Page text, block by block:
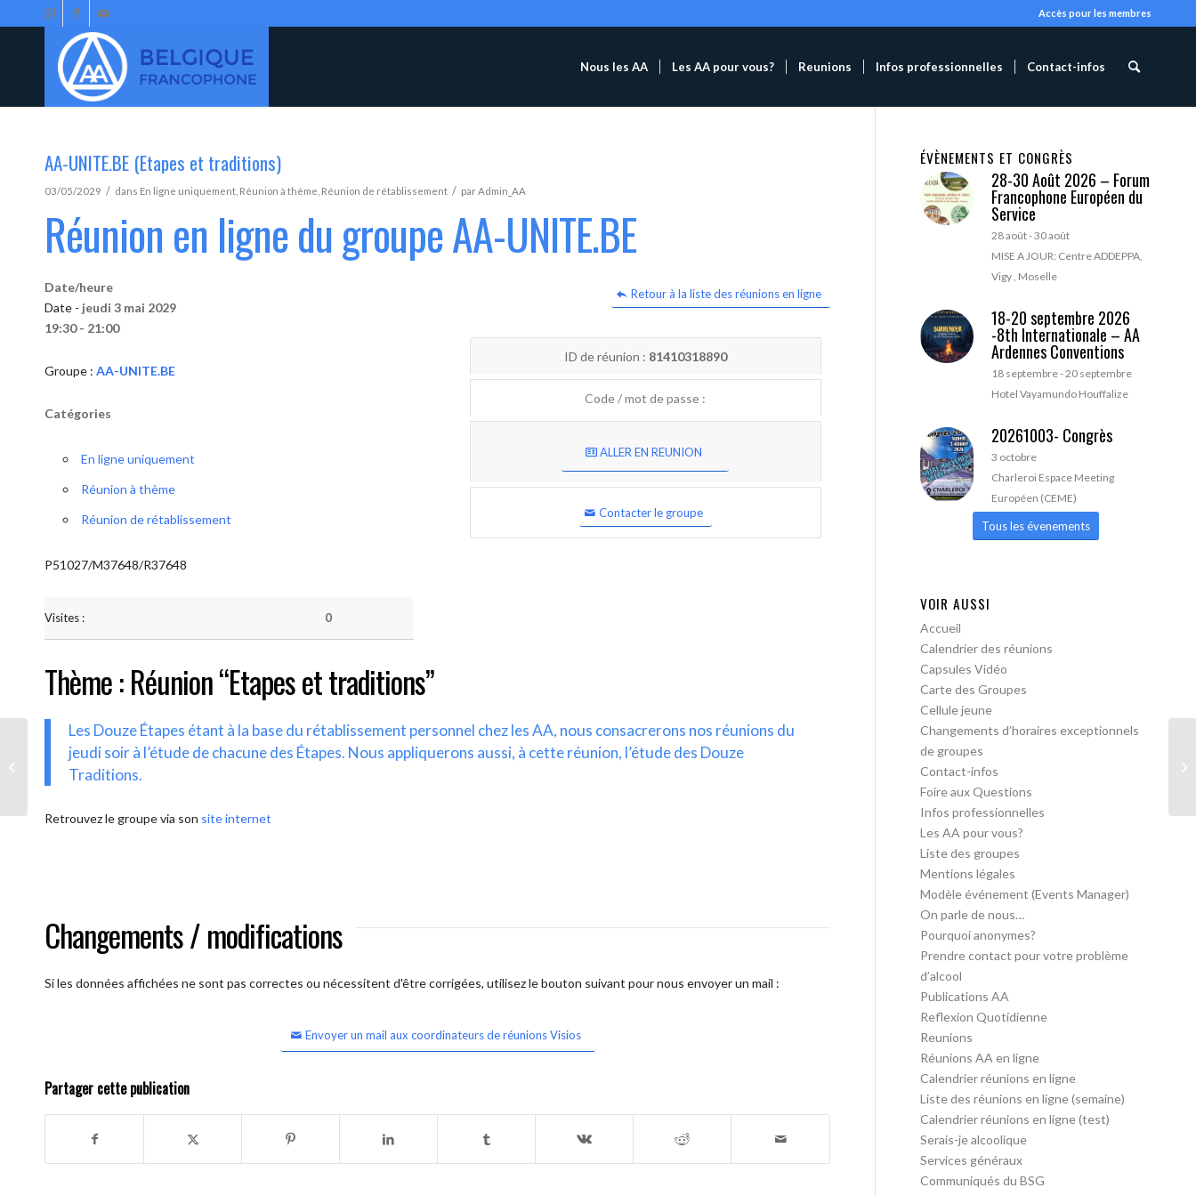
Accès pour les membres
Nous les AA Les AA pour vous? Reunions Infos professionnelles Contact-infos
AA-UNITE.BE (Etapes et traditions)
03/05/2029 / dans En ligne uniquement Réunion à thème Réunion de rétablissement / parAdmin_AA
Réunion en ligne du groupe AA-UNITE.BE
Retour à la liste des réunions en ligne
Date/heure
Date - jeudi 3 mai 2029
19:30 - 21:00
Groupe : AA-UNITE.BE
Catégories
En ligne uniquement
Réunion à thème
Réunion de rétablissement
P51027/M37648/R37648
Visites : 0
ID de réunion : 81410318890
Code / mot de passe :
ALLER EN REUNION
Contacter le groupe
Thème : Réunion “Etapes et traditions”
Les Douze Étapes étant à la base du rétablissement personnel chez les AA, nous consacrerons nos réunions du
jeudi soir à l’étude de chacune des Étapes. Nous appliquerons aussi, à cette réunion, l’étude des Douze
Traditions.
Retrouvez le groupe via son site internet
Changements / modifications
Si les données affichées ne sont pas correctes ou nécessitent d'être corrigées, utilisez le bouton suivant pour nous envoyer un mail :
Envoyer un mail aux coordinateurs de réunions Visios
Partager cette publication
ÉVÈNEMENTS ET CONGRÈS
28-30 Août 2026 – Forum
Francophone Européen du
Service
28 août-30 août
MISE A JOUR: Centre ADDEPPA,
Vigy , Moselle
18-20 septembre 2026
-8th Internationale – AA
Ardennes Conventions
18 septembre-20 septembre
Hotel Vayamundo Houffalize
20261003- Congrès
3 octobre
Charleroi Espace Meeting
Européen (CEME)
Tous les évenements
VOIR AUSSI
Accueil
Calendrier des réunions
Capsules Vidéo
Carte des Groupes
Cellule jeune
Changements d’horaires exceptionnels
de groupes
Contact-infos
Foire aux Questions
Infos professionnelles
Les AA pour vous?
Liste des groupes
Mentions légales
Modèle événement (Events Manager)
On parle de nous…
Pourquoi anonymes?
Prendre contact pour votre problème
d’alcool
Publications AA
Reflexion Quotidienne
Reunions
Réunions AA en ligne
Calendrier réunions en ligne
Liste des réunions en ligne (semaine)
Calendrier réunions en ligne (test)
Serais-je alcoolique
Services généraux
Communiqués du BSG
AA-UNITE.BE (Etapes et traditions)